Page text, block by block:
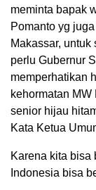
meminta bapak
Pomanto yg
Makassar,
perlu Gubernur
memperhatikan
kehormatan
senior hijau
Kata Ketua
Karena kita bisa
Indonesia bisa